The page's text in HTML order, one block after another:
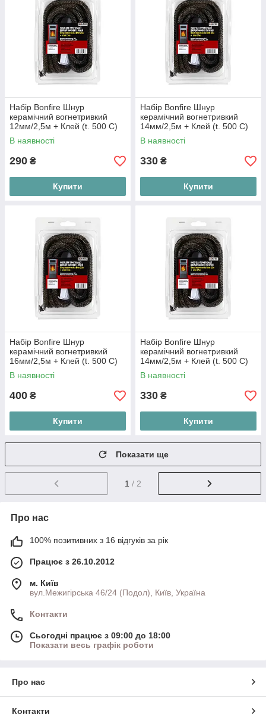
Набір Bonfire Шнур
керамічний вогнетривкий
12мм/2,5м + Клей (t. 500 C)
В наявності
290 ₴
Купити
Набір Bonfire Шнур
керамічний вогнетривкий
14мм/2,5м + Клей (t. 500 C)
В наявності
330 ₴
Купити
Набір Bonfire Шнур
керамічний вогнетривкий
16мм/2,5м + Клей (t. 500 C)
В наявності
400 ₴
Купити
Набір Bonfire Шнур
керамічний вогнетривкий
14мм/2,5м + Клей (t. 500 C)
В наявності
330 ₴
Купити
Показати ще
1 / 2
Про нас
100% позитивних з 16 відгуків за рік
Працює з 26.10.2012
м. Київ
вул.Межигірська 46/24 (Подол), Київ, Україна
Контакти
Сьогодні працює з 09:00 до 18:00
Показати весь графік роботи
Про нас
Контакти